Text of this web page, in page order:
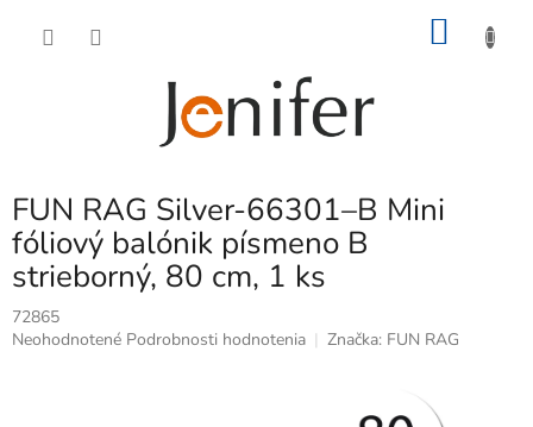
FUN RAG Silver-66301–B Mini
fóliový balónik písmeno B
strieborný, 80 cm, 1 ks
72865
Priemerné
Neohodnotené Podrobnosti hodnotenia Značka: FUN RAG